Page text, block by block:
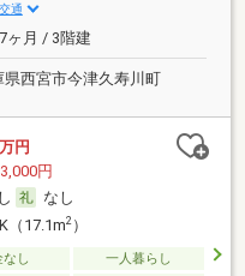
通
ヶ月 / 3階建
県西宮市今津久寿川町
万円
円
なし
（17.1m2）
し
一人暮らし